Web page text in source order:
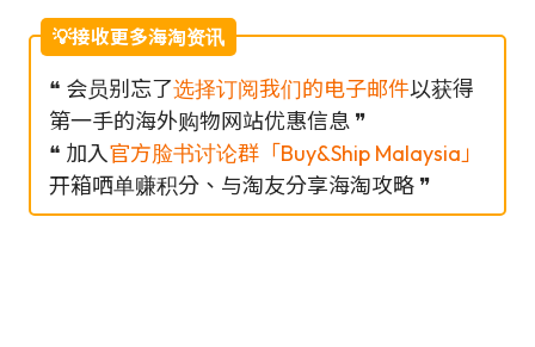
💡接收更多海淘资讯
❝ 会员别忘了选择订阅我们的电子邮件以获得
第一手的海外购物网站优惠信息 ❞
❝ 加入官方脸书讨论群「Buy&Ship Malaysia」
开箱哂单赚积分、与淘友分享海淘攻略 ❞